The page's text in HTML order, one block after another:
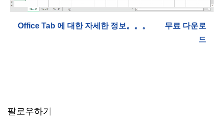
Office Tab 에 대한 자세한 정보。。。
무료 다운로
드
팔로우하기